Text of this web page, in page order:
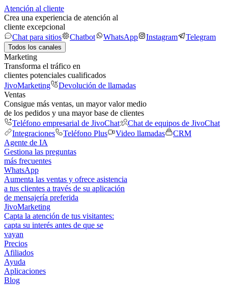
Atención al cliente
Crea una experiencia de atención al
cliente excepcional
Chat para sitios
Chatbot WhatsApp Instagram Telegram
Todos los canales
Marketing
Transforma el tráfico en
clientes potenciales cualificados
JivoMarketing
Devolución de llamadas
Ventas
Consigue más ventas, un mayor valor medio
de los pedidos y una mayor base de clientes
Teléfono empresarial de JivoChat
Chat de equipos de JivoChat
Integraciones
Teléfono Plus Video llamadas
CRM
Agente de IA
Gestiona las preguntas
más frecuentes
WhatsApp
Aumenta las ventas y ofrece asistencia
a tus clientes a través de su aplicación
de mensajería preferida
JivoMarketing
Capta la atención de tus visitantes:
capta su interés antes de que se
vayan
Precios
Afiliados
Ayuda
Aplicaciones
Blog